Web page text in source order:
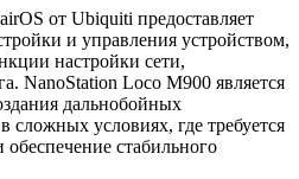
от Ubiquiti предоставляет
и управления устройством,
настройки сети,
NanoStation Loco M900 является
дальнобойных
сложных условиях, где требуется
стабильного